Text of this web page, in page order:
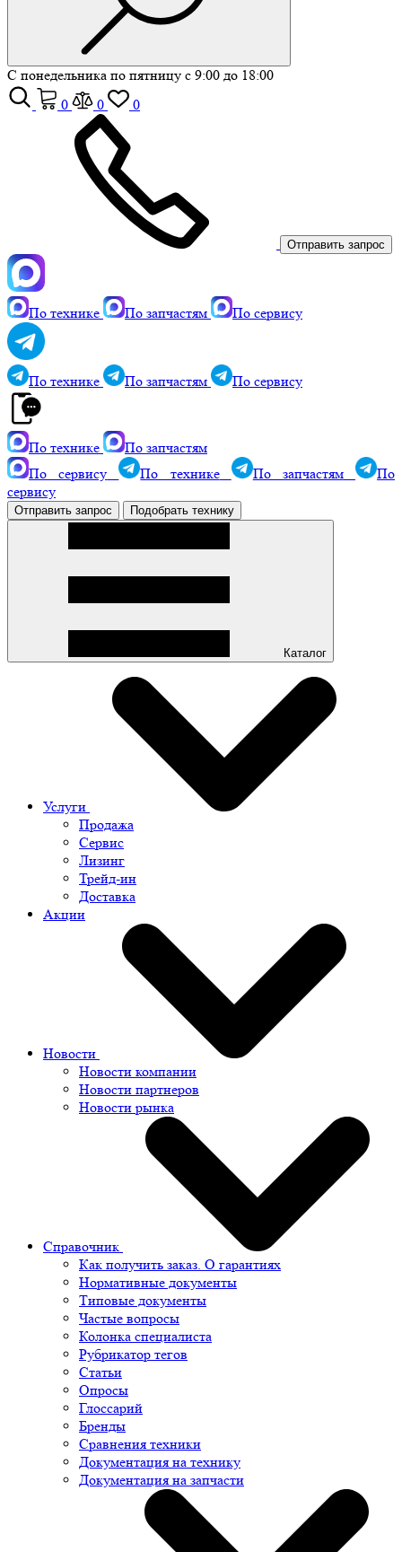
С понедельника по пятницу с 9:00 до 18:00
0
0 0
Отправить запрос
По технике По запчастям По сервису
По технике По запчастям По сервису
По технике
По запчастям
По сервису
По технике По запчастям
По
сервису
Отправить запрос Подобрать технику
Каталог
Услуги
Продажа
Сервис
Лизинг
Трейд-ин
Доставка
Акции
Новости
Новости компании
Новости партнеров
Новости рынка
Справочник
Как получить заказ. О гарантиях
Нормативные документы
Типовые документы
Частые вопросы
Колонка специалиста
Рубрикатор тегов
Статьи
Опросы
Глоссарий
Бренды
Сравнения техники
Документация на технику
Документация на запчасти